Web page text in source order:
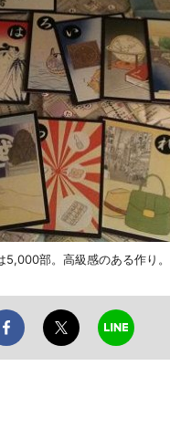
部。高級感のある作り。